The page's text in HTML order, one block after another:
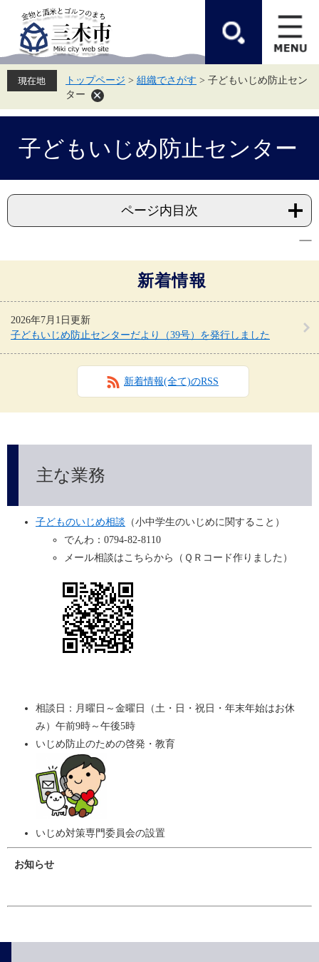
先
頭
を
飛
て
トップページ > 組織でさがす > 子どもいじめ防止セン
ター
子どもいじめ防止センター
ページ内目次
新着情報
2026年7月1日更新
子どもいじめ防止センターだより（39号）を発行しました
新着情報(全て)のRSS
主な業務
子どものいじめ相談 （小中学生のいじめに関すること）
でんわ：0794-82-8110
メール相談はこちらから（ＱＲコード作りました）
相談日：月曜日～金曜日（土・日・祝日・年末年始はお休
み）午前9時～午後5時
いじめ防止のための啓発・教育
いじめ対策専門委員会の設置
お知らせ